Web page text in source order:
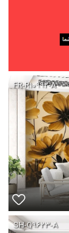
FR-R۱۰۹۹۲-A
SH-Q۹۶۲۳-A